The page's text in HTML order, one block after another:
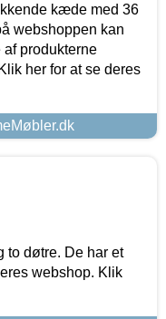
kæde med 36
webshoppen kan
af produkterne
her for at se deres
to døtre. De har et
webshop. Klik